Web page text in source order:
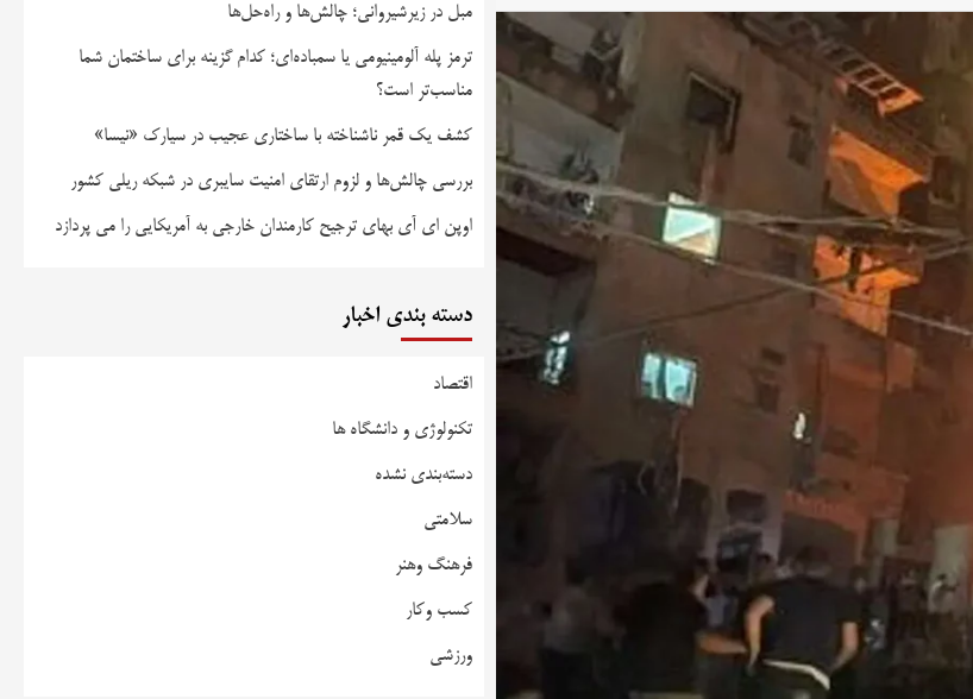
مبل در زیرشیروانی؛ چالش‌ها و راه‌حل‌ها
ترمز پله آلومینیومی یا سمباده‌ای؛ کدام گزینه برای ساختمان شما
مناسب‌تر است؟
کشف یک قمر ناشناخته با ساختاری عجیب در سیارک «نیسا»
بررسی چالش‌ها و لزوم ارتقای امنیت سایبری در شبکه ریلی کشور
اوپن ای آی بهای ترجیح کارمندان خارجی به آمریکایی را می پردازد
دسته بندی اخبار
اقتصاد
تکنولوژی و دانشگاه ها
دسته‌بندی نشده
سلامتی
فرهنگ وهنر
کسب وکار
ورزشی